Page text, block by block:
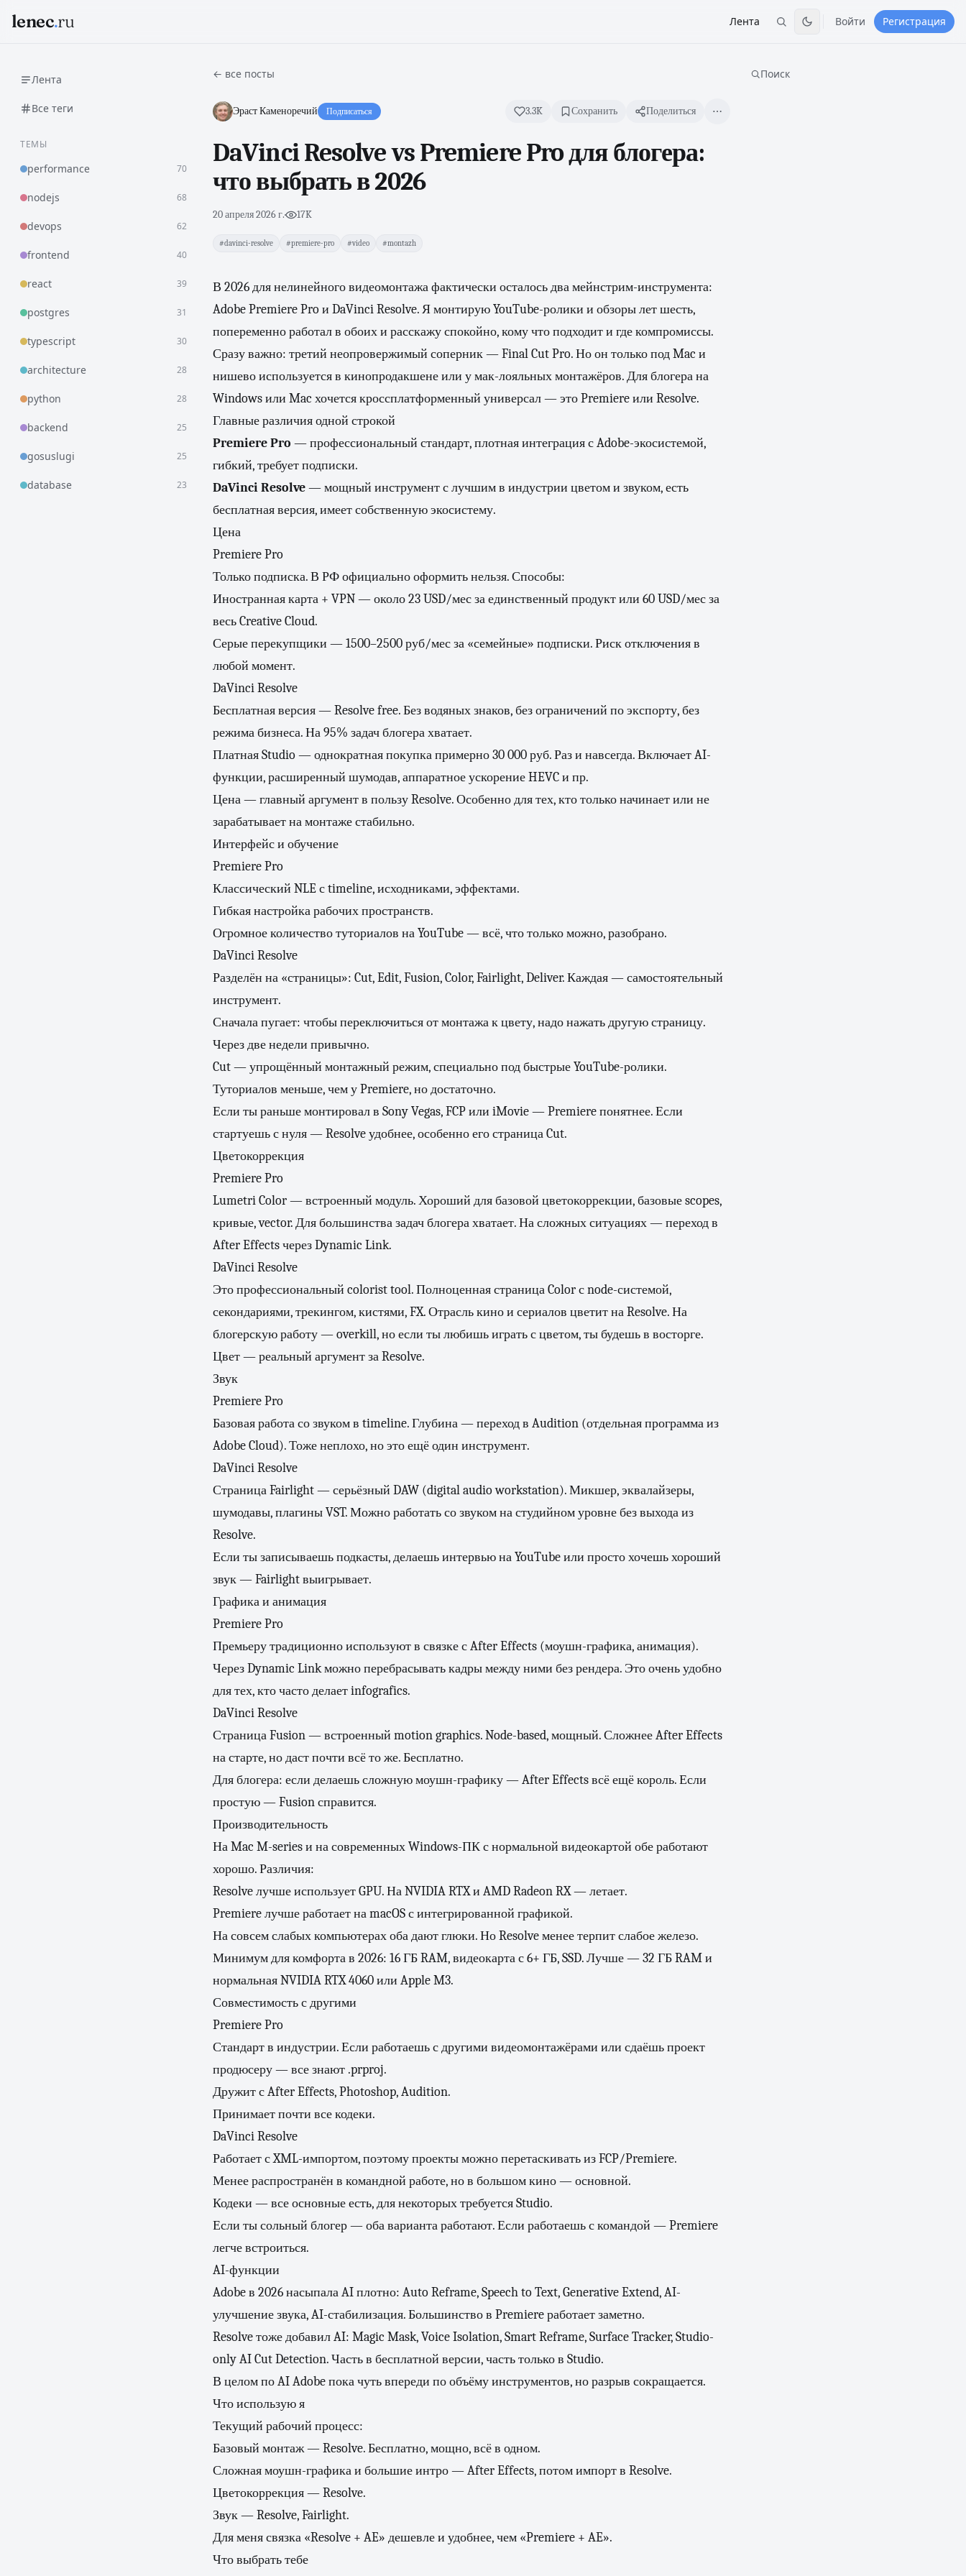
lenec.ru Лента Войти Регистрация
Лента
Все теги
ТЕМЫ
performance 70
nodejs 68
devops 62
frontend 40
react 39
postgres 31
typescript 30
architecture 28
python 28
backend 25
gosuslugi 25
database 23
← все посты
Эраст Каменоречий Подписаться 3.3K Сохранить Поделиться
DaVinci Resolve vs Premiere Pro для блогера:
что выбрать в 2026
20 апреля 2026 г.· 17K
#davinci-resolve #premiere-pro #video #montazh
В 2026 для нелинейного видеомонтажа фактически осталось два мейнстрим-инструмента:
Adobe Premiere Pro и DaVinci Resolve. Я монтирую YouTube-ролики и обзоры лет шесть,
попеременно работал в обоих и расскажу спокойно, кому что подходит и где компромиссы.
Сразу важно: третий неопровержимый соперник — Final Cut Pro. Но он только под Mac и
нишево используется в кинопродакшене или у мак-лояльных монтажёров. Для блогера на
Windows или Mac хочется кроссплатформенный универсал — это Premiere или Resolve.
Главные различия одной строкой
Premiere Pro — профессиональный стандарт, плотная интеграция с Adobe-экосистемой,
гибкий, требует подписки.
DaVinci Resolve— мощный инструмент с лучшим в индустрии цветом и звуком, есть
бесплатная версия, имеет собственную экосистему.
Цена
Premiere Pro
Только подписка. В РФ официально оформить нельзя. Способы:
Иностранная карта + VPN — около 23 USD/мес за единственный продукт или 60 USD/мес за
весь Creative Cloud.
Серые перекупщики — 1500–2500 руб/мес за «семейные» подписки. Риск отключения в
любой момент.
DaVinci Resolve
Бесплатная версия — Resolve free. Без водяных знаков, без ограничений по экспорту, без
режима бизнеса. На 95% задач блогера хватает.
Платная Studio — однократная покупка примерно 30 000 руб. Раз и навсегда. Включает AI-
функции, расширенный шумодав, аппаратное ускорение HEVC и пр.
Цена — главный аргумент в пользу Resolve. Особенно для тех, кто только начинает или не
зарабатывает на монтаже стабильно.
Интерфейс и обучение
Premiere Pro
Классический NLE с timeline, исходниками, эффектами.
Гибкая настройка рабочих пространств.
Огромное количество туториалов на YouTube — всё, что только можно, разобрано.
DaVinci Resolve
Разделён на «страницы»: Cut, Edit, Fusion, Color, Fairlight, Deliver. Каждая — самостоятельный
инструмент.
Сначала пугает: чтобы переключиться от монтажа к цвету, надо нажать другую страницу.
Через две недели привычно.
Cut — упрощённый монтажный режим, специально под быстрые YouTube-ролики.
Туториалов меньше, чем у Premiere, но достаточно.
Если ты раньше монтировал в Sony Vegas, FCP или iMovie — Premiere понятнее. Если
стартуешь с нуля — Resolve удобнее, особенно его страница Cut.
Цветокоррекция
Premiere Pro
Lumetri Color — встроенный модуль. Хороший для базовой цветокоррекции, базовые scopes,
кривые, vector. Для большинства задач блогера хватает. На сложных ситуациях — переход в
After Effects через Dynamic Link.
DaVinci Resolve
Это профессиональный colorist tool. Полноценная страница Color с node-системой,
секондариями, трекингом, кистями, FX. Отрасль кино и сериалов цветит на Resolve. На
блогерскую работу — overkill, но если ты любишь играть с цветом, ты будешь в восторге.
Цвет — реальный аргумент за Resolve.
Звук
Premiere Pro
Базовая работа со звуком в timeline. Глубина — переход в Audition (отдельная программа из
Adobe Cloud). Тоже неплохо, но это ещё один инструмент.
DaVinci Resolve
Страница Fairlight — серьёзный DAW (digital audio workstation). Микшер, эквалайзеры,
шумодавы, плагины VST. Можно работать со звуком на студийном уровне без выхода из
Resolve.
Если ты записываешь подкасты, делаешь интервью на YouTube или просто хочешь хороший
звук — Fairlight выигрывает.
Графика и анимация
Premiere Pro
Премьеру традиционно используют в связке с After Effects (моушн-графика, анимация).
Через Dynamic Link можно перебрасывать кадры между ними без рендера. Это очень удобно
для тех, кто часто делает infografics.
DaVinci Resolve
Страница Fusion — встроенный motion graphics. Node-based, мощный. Сложнее After Effects
на старте, но даст почти всё то же. Бесплатно.
Для блогера: если делаешь сложную моушн-графику — After Effects всё ещё король. Если
простую — Fusion справится.
Производительность
На Mac M-series и на современных Windows-ПК с нормальной видеокартой обе работают
хорошо. Различия:
Resolve лучше использует GPU. На NVIDIA RTX и AMD Radeon RX — летает.
Premiere лучше работает на macOS с интегрированной графикой.
На совсем слабых компьютерах оба дают глюки. Но Resolve менее терпит слабое железо.
Минимум для комфорта в 2026: 16 ГБ RAM, видеокарта с 6+ ГБ, SSD. Лучше — 32 ГБ RAM и
нормальная NVIDIA RTX 4060 или Apple M3.
Совместимость с другими
Premiere Pro
Стандарт в индустрии. Если работаешь с другими видеомонтажёрами или сдаёшь проект
продюсеру — все знают .prproj.
Дружит с After Effects, Photoshop, Audition.
Принимает почти все кодеки.
DaVinci Resolve
Работает с XML-импортом, поэтому проекты можно перетаскивать из FCP/Premiere.
Менее распространён в командной работе, но в большом кино — основной.
Кодеки — все основные есть, для некоторых требуется Studio.
Если ты сольный блогер — оба варианта работают. Если работаешь с командой — Premiere
легче встроиться.
AI-функции
Adobe в 2026 насыпала AI плотно: Auto Reframe, Speech to Text, Generative Extend, AI-
улучшение звука, AI-стабилизация. Большинство в Premiere работает заметно.
Resolve тоже добавил AI: Magic Mask, Voice Isolation, Smart Reframe, Surface Tracker, Studio-
only AI Cut Detection. Часть в бесплатной версии, часть только в Studio.
В целом по AI Adobe пока чуть впереди по объёму инструментов, но разрыв сокращается.
Что использую я
Текущий рабочий процесс:
Базовый монтаж — Resolve. Бесплатно, мощно, всё в одном.
Сложная моушн-графика и большие интро — After Effects, потом импорт в Resolve.
Цветокоррекция — Resolve.
Звук — Resolve, Fairlight.
Для меня связка «Resolve + AE» дешевле и удобнее, чем «Premiere + AE».
Что выбрать тебе
Поиск